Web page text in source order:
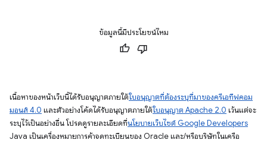
ข้อมูลนี้มีประโยชน์ไหม
เนื้อหาของหน้าเว็บนี้ได้รับอนุญาตภายใต้ใบอนุญาตที่ต้องระบุที่มาของครีเอทีฟคอม
มอนส์ 4.0 และตัวอย่างโค้ดได้รับอนุญาตภายใต้ใบอนุญาต Apache 2.0 เว้นแต่จะ
ระบุไว้เป็นอย่างอื่น โปรดดูรายละเอียดที่นโยบายเว็บไซต์ Google Developers
Java เป็นเครื่องหมายการค้าจดทะเบียนของ Oracle และ/หรือบริษัทในเครือ